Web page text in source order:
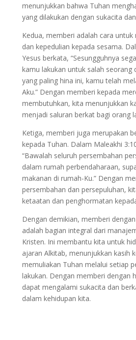
menunjukkan bahwa Tuhan
yang dilakukan dengan sukacita
Kedua, memberi adalah cara untuk
dan kepedulian kepada sesama.
Yesus berkata, “Sesungguhnya
kamu lakukan untuk salah seorang
yang paling hina ini, kamu telah
Aku.” Dengan memberi kepada
membutuhkan, kita menunjukkan
menjadi saluran berkat bagi orang
Ketiga, memberi juga merupakan
kepada Tuhan. Dalam Maleakhi
“Bawalah seluruh persembahan
dalam rumah perbendaharaan,
makanan di rumah-Ku.” Dengan
persembahan dan persepuluhan,
ketaatan dan penghormatan
Dengan demikian, memberi
adalah bagian integral dari
Kristen. Ini membantu kita untuk
ajaran Alkitab, menunjukkan kasih
memuliakan Tuhan melalui setiap
lakukan. Dengan memberi dengan
dapat mengalami sukacita dan
dalam kehidupan kita.